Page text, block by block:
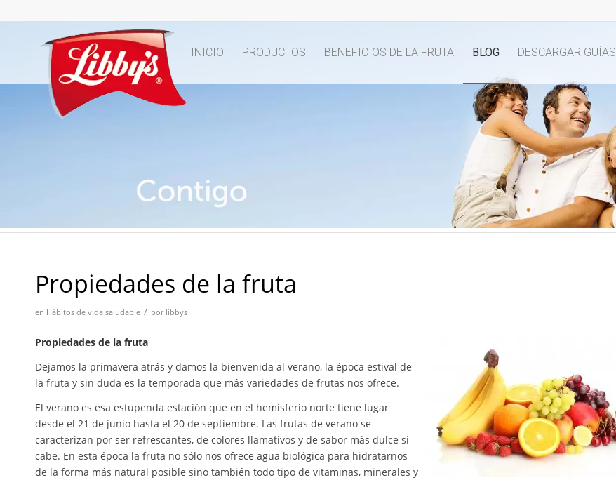
INICIO PRODUCTOS BENEFICIOS DE LA FRUTA BLOG DESCARGAR GUÍAS
Propiedades de la fruta
en Hábitos de vida saludable / por libbys
Propiedades de la fruta
Dejamos la primavera atrás y damos la bienvenida al verano, la época estival de
la fruta y sin duda es la temporada que más variedades de frutas nos ofrece.
El verano es esa estupenda estación que en el hemisferio norte tiene lugar
desde el 21 de junio hasta el 20 de septiembre. Las frutas de verano se
caracterizan por ser refrescantes, de colores llamativos y de sabor más dulce si
cabe. En esta época la fruta no sólo nos ofrece agua biológica para hidratarnos
de la forma más natural posible sino también todo tipo de vitaminas, minerales y